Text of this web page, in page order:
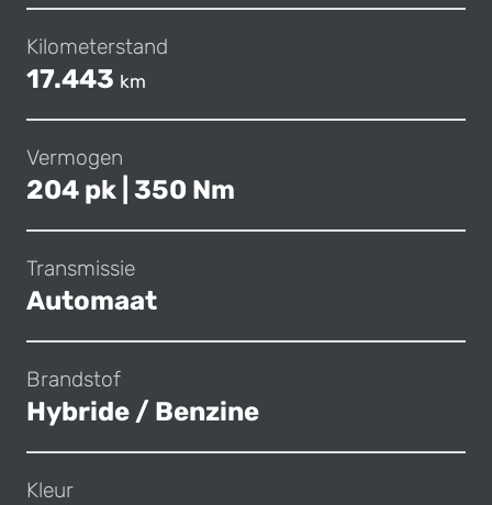
Kilometerstand
17.443 km
Vermogen
204 pk | 350 Nm
Transmissie
Automaat
Brandstof
Hybride / Benzine
Kleur